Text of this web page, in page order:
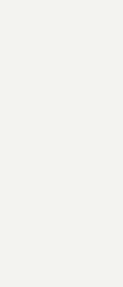
số cộng
bán
địa
này. Các
một
chi phối của
(SB) 8,
tử bị cấm
và bãi biển
bang về hạn
điện tử tại
thể thao
dưới
nhưng
công ty
46 tiểu